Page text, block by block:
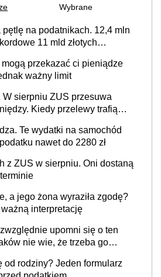
Wybrane
na podatnikach. 12,4 mln
11 mld złotych
przekazać ci pieniądze
ważny limit
sierpniu ZUS przesuwa
Kiedy przelewy trafią
Te wydatki na samochód
nawet do 2280 zł
z ZUS w sierpniu. Oni dostaną
a jego żona wyraziła zgodę?
interpretację
upomni się o ten
nie wie, że trzeba go
od rodziny? Jeden formularz